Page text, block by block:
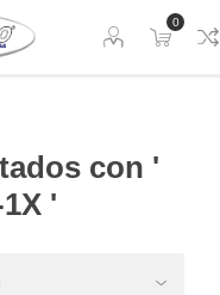
0
con '
'